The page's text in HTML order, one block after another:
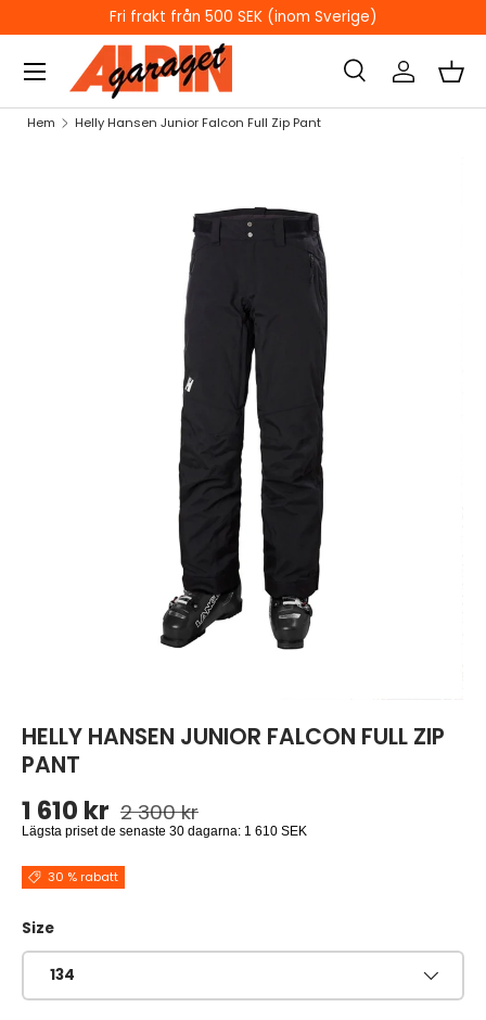
HOPPA TILL INNEHÅLL
500 SEK (inom Sverige)
Sök
Sök
Sök Logga inKorg
Hem Helly Hansen Junior Falcon Full Zip Pant
HELLY HANSEN JUNIOR FALCON FULL ZIP
PANT
Reapris
1 610 kr Ordinarie pris
2 300 kr
Lägsta priset de senaste 30 dagarna: 1 610 SEK
30 % rabatt
Size
134